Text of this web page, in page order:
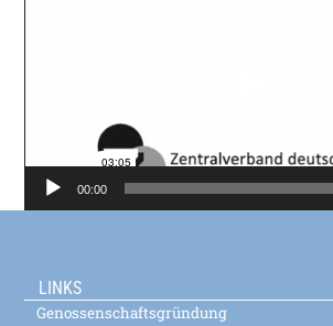
00:00
LINKS
Genossenschaftsgründung